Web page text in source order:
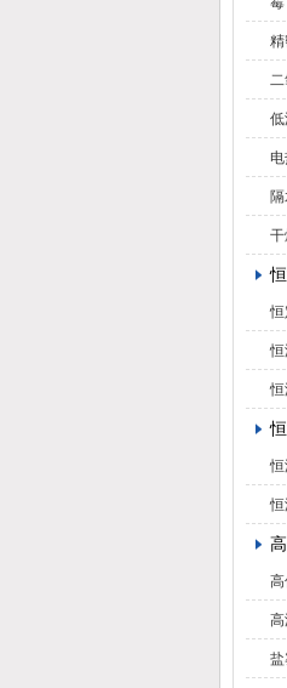
精
二
低
干
恒
恒
恒
高
高
盐